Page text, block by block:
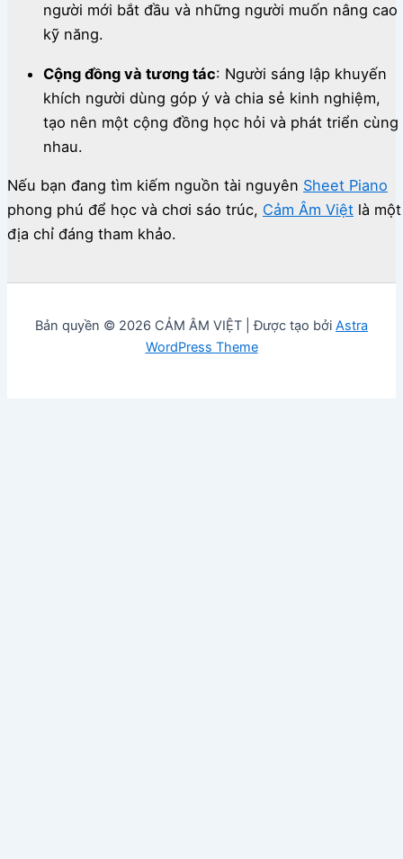
người mới bắt đầu và những người muốn nâng cao
kỹ năng.
Cộng đồng và tương tác: Người sáng lập khuyến
khích người dùng góp ý và chia sẻ kinh nghiệm,
tạo nên một cộng đồng học hỏi và phát triển cùng
nhau.
Nếu bạn đang tìm kiếm nguồn tài nguyên Sheet Piano
phong phú để học và chơi sáo trúc, Cảm Âm Việt là một
địa chỉ đáng tham khảo.
Bản quyền © 2026 CẢM ÂM VIỆT | Được tạo bởi Astra
WordPress Theme